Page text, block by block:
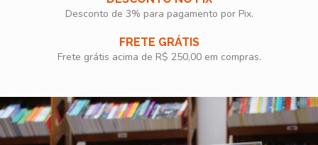
Desconto de 3% para pagamento por Pix.
FRETE GRÁTIS
Frete grátis acima de R$ 250,00 em compras.